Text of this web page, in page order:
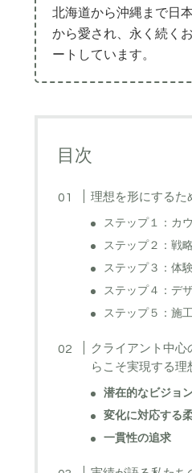
北海道から沖縄まで日
から愛され、永く続く
ートしています。
目次
理想を形にするた
ステップ１：カ
ステップ２：戦
ステップ３：体
ステップ４：デ
ステップ５：施
クライアント中心
らこそ実現する理
潜在的なビジョ
変化に対応する
一貫性の追求